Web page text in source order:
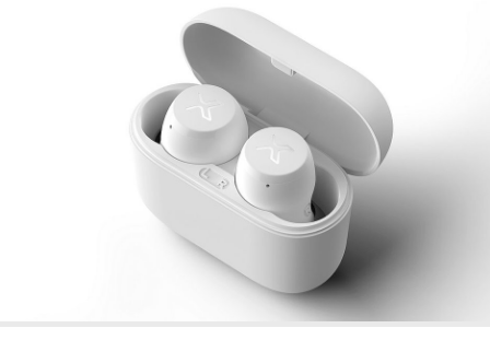
Отказ от ответственности